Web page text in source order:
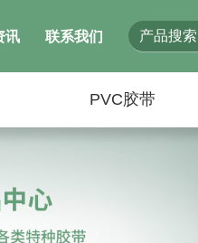
讯 联系我们
PVC胶带